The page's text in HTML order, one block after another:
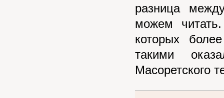
разница
можем
которых
такими
Масоретского